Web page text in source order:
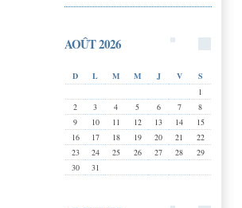
AOÛT 2026
D L M M J V
S
1
2
3 4 5 6 7
8
9
10 11 12 13 14
15
16
17 18 19 20 21
22
23
24 25 26 27 28
29
30
31